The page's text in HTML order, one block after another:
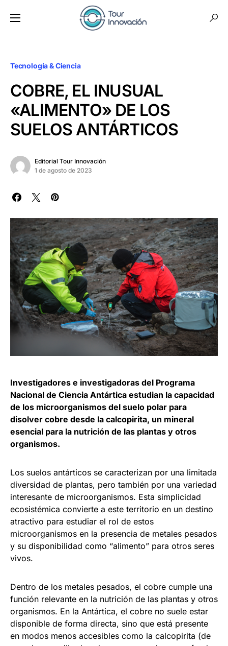
Tecnología & Ciencia
COBRE, EL INUSUAL
«ALIMENTO» DE LOS
SUELOS ANTÁRTICOS
Editorial Tour Innovación
1 de agosto de 2023
Investigadores e investigadoras del Programa
Nacional de Ciencia Antártica estudian la capacidad
de los microorganismos del suelo polar para
disolver cobre desde la calcopirita, un mineral
esencial para la nutrición de las plantas y otros
organismos.
Los suelos antárticos se caracterizan por una limitada
diversidad de plantas, pero también por una variedad
interesante de microorganismos. Esta simplicidad
ecosistémica convierte a este territorio en un destino
atractivo para estudiar el rol de estos
microorganismos en la presencia de metales pesados
y su disponibilidad como “alimento” para otros seres
vivos.
Dentro de los metales pesados, el cobre cumple una
función relevante en la nutrición de las plantas y otros
organismos. En la Antártica, el cobre no suele estar
disponible de forma directa, sino que está presente
en modos menos accesibles como la calcopirita (de